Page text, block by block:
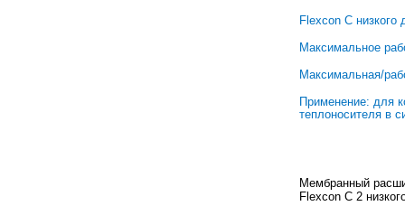
Flexcon C низкого
Максимальное
Максимальная/
Применение: для
теплоносителя в
Мембранный
Flexcon C 2